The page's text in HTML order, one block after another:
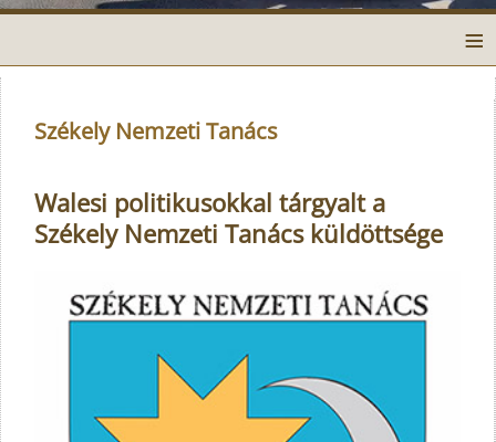
≡
Székely Nemzeti Tanács
Walesi politikusokkal tárgyalt a
Székely Nemzeti Tanács küldöttsége